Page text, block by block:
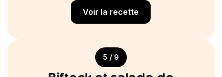
Voir la recette
5 / 9